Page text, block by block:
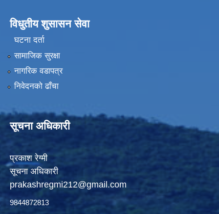
विधुतीय शुसासन सेवा
घटना दर्ता
सामाजिक सुरक्षा
नागरिक वडापत्र
निवेदनको ढाँचा
सूचना अधिकारी
प्रकाश रेग्मी
सूचना अधिकारी
prakashregmi212@gmail.com
9844872813